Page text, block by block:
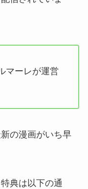
マーレが運営
の漫画がいち早
典は以下の通